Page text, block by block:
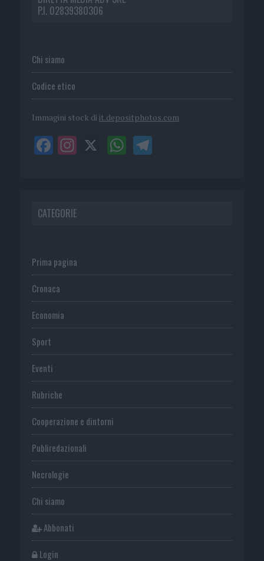
P.I. 02839380306
Chi siamo
Codice etico
Immagini stock di it.depositphotos.com
CATEGORIE
Prima pagina
Cronaca
Economia
Sport
Eventi
Rubriche
Cooperazione e dintorni
Publiredazionali
Necrologie
Chi siamo
Abbonati
Login